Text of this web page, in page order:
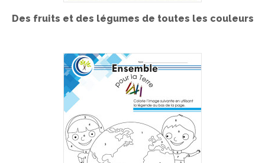
Des fruits et des légumes de toutes les couleurs